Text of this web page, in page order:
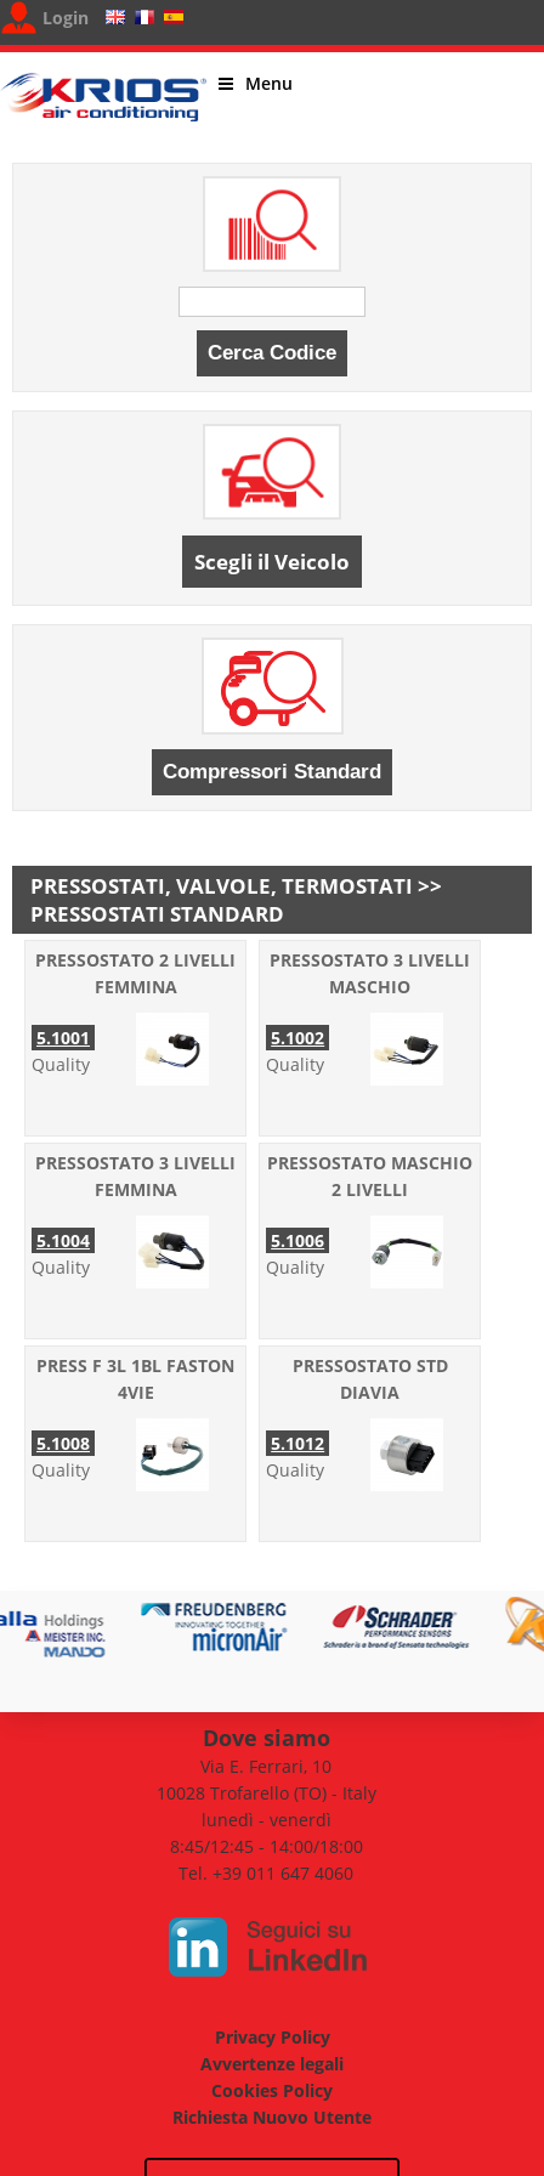
Login
Menu
Scegli il Veicolo
PRESSOSTATI, VALVOLE, TERMOSTATI >>
PRESSOSTATI STANDARD
PRESSOSTATO 2 LIVELLI
FEMMINA
5.1001
Quality
PRESSOSTATO 3 LIVELLI
MASCHIO
5.1002
Quality
PRESSOSTATO 3 LIVELLI
FEMMINA
5.1004
Quality
PRESSOSTATO MASCHIO
2 LIVELLI
5.1006
Quality
PRESS F 3L 1BL FASTON
4VIE
5.1008
Quality
PRESSOSTATO STD
DIAVIA
5.1012
Quality
Dove siamo
Via E. Ferrari, 10
10028 Trofarello (TO) - Italy
lunedì - venerdì
8:45/12:45 - 14:00/18:00
Tel. +39 011 647 4060
Privacy Policy
Avvertenze legali
Cookies Policy
Richiesta Nuovo Utente